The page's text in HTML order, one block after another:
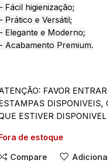
Fácil higienização;
Prático e Versátil;
Elegante e Moderno;
Acabamento Premium.
FAVOR
DISPONIVEIS,
ESTIVER
de estoque
Compare